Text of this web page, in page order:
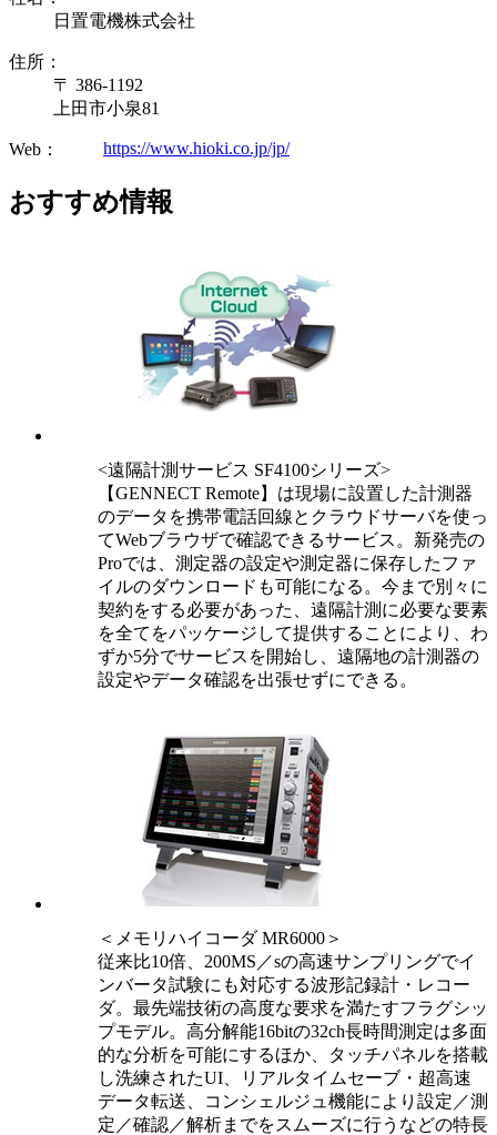
日置電機株式会社
住所：
〒 386-1192
上田市小泉81
Web： https://www.hioki.co.jp/jp/
おすすめ情報
<遠隔計測サービス SF4100シリーズ>
【GENNECT Remote】は現場に設置した計測器
のデータを携帯電話回線とクラウドサーバを使っ
てWebブラウザで確認できるサービス。新発売の
Proでは、測定器の設定や測定器に保存したファ
イルのダウンロードも可能になる。今まで別々に
契約をする必要があった、遠隔計測に必要な要素
を全てをパッケージして提供することにより、わ
ずか5分でサービスを開始し、遠隔地の計測器の
設定やデータ確認を出張せずにできる。
＜メモリハイコーダ MR6000＞
従来比10倍、200MS／sの高速サンプリングでイ
ンバータ試験にも対応する波形記録計・レコー
ダ。最先端技術の高度な要求を満たすフラグシッ
プモデル。高分解能16bitの32ch長時間測定は多面
的な分析を可能にするほか、タッチパネルを搭載
し洗練されたUI、リアルタイムセーブ・超高速
データ転送、コンシェルジュ機能により設定／測
定／確認／解析までをスムーズに行うなどの特長